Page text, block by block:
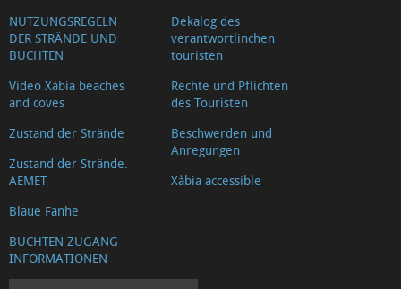
NUTZUNGSREGELN
DER STRÄNDE UND
BUCHTEN
Video Xàbia beaches
and coves
Zustand der Strände
Zustand der Strände.
AEMET
Blaue Fanhe
BUCHTEN ZUGANG
INFORMATIONEN
Dekalog des
verantwortlinchen
touristen
Rechte und Pflichten
des Touristen
Beschwerden und
Anregungen
Xàbia accessible